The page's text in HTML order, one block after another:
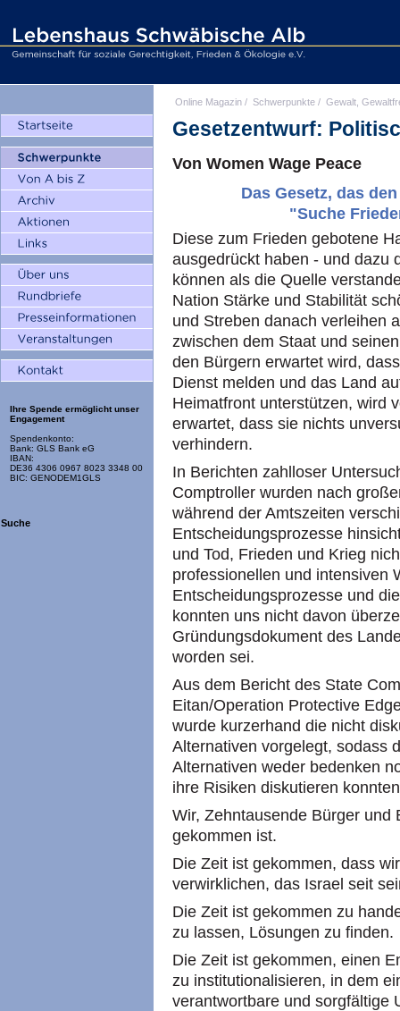
Ihre Spende ermöglicht unser
Engagement
Spendenkonto:
Bank: GLS Bank eG
IBAN:
DE36 4306 0967 8023 3348 00
BIC: GENODEM1GLS
Suche
Online Magazin / Schwerpunkte / Gewalt,
Gesetzentwurf:
Von Women Wage Peace
Das Gesetz, das
"Suche
Diese zum Frieden gebotene
ausgedrückt haben - und dazu
können als die Quelle
Nation Stärke und Stabilität
und Streben danach verleihen
zwischen dem Staat und
den Bürgern erwartet wird,
Dienst melden und das Land
Heimatfront unterstützen, wird
erwartet, dass sie nichts
verhindern.
In Berichten zahlloser
Comptroller wurden nach
während der Amtszeiten
Entscheidungsprozesse
und Tod, Frieden und Krieg
professionellen und intensiven
Entscheidungsprozesse und
konnten uns nicht davon
Gründungsdokument des
worden sei.
Aus dem Bericht des State
Eitan/Operation Protective
wurde kurzerhand die nicht
Alternativen vorgelegt, sodass
Alternativen weder bedenken
ihre Risiken diskutieren
Wir, Zehntausende Bürger und
gekommen ist.
Die Zeit ist gekommen, dass
verwirklichen, das Israel seit
Die Zeit ist gekommen zu
zu lassen, Lösungen zu finden.
Die Zeit ist gekommen, einen
zu institutionalisieren, in dem
verantwortbare und sorgfältige